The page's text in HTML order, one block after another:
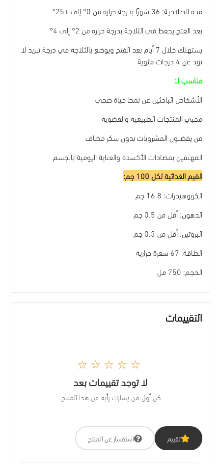
مدة الصلاحية: 36 شهرًا بدرجة حرارة من 0° إلى +25°
بعد الفتح يحفظ في الثلاجة بدرجة حرارة من 2° إلى 4°
يستهلك خلال 7 أيام بعد الفتح ويوضع بالثلاجة في درجة تبريد لا
تزيد عن 4 درجات مئوية
مناسب لـ:
الأشخاص الباحثين عن نمط حياة صحي
محبي المنتجات الطبيعية والعضوية
من يفضلون المشروبات بدون سكر مضاف
المهتمين بمضادات الأكسدة والعناية اليومية بالجسم
القيم الغذائية لكل 100 جم:
الكربوهيدرات: 16.8 جم
الدهون: أقل من 0.5 جم
البروتين: أقل من 0.3 جم
الطاقة: 67 سعرة حرارية
الحجم: 750 مل
التقييمات
☆☆☆☆☆
لا توجد تقييمات بعد
كن أول من يشارك رأيه عن هذا المنتج.
تقييم استفسار عن المنتج